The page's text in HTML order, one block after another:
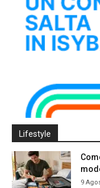
Lifestyle
9